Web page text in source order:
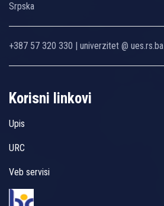
Srpska
+387 57 320 330 | univerzitet @ ues.rs.ba
Korisni linkovi
Upis
URC
Veb servisi